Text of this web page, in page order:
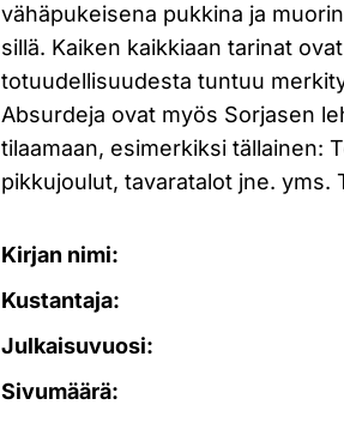
vähäpukeisena pukkina ja
sillä. Kaiken kaikkiaan tarinat
totuudellisuudesta tuntuu
Absurdeja ovat myös Sorjasen
tilaamaan, esimerkiksi tällainen:
pikkujoulut, tavaratalot jne. yms.
Kirjan nimi:
Kustantaja:
Julkaisuvuosi:
Sivumäärä: